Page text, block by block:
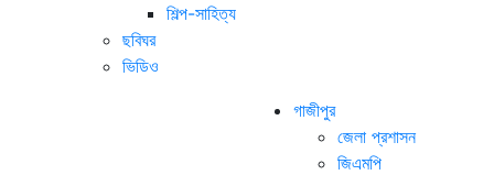
শিল্প-সাহিত্য
ছবিঘর
ভিডিও
গাজীপুর
জেলা প্রশাসন
জিএমপি